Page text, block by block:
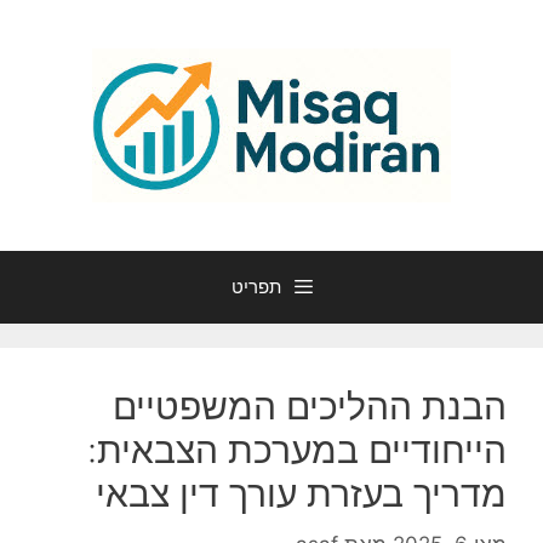
תפריט
הבנת ההליכים המשפטיים
הייחודיים במערכת הצבאית:
מדריך בעזרת עורך דין צבאי